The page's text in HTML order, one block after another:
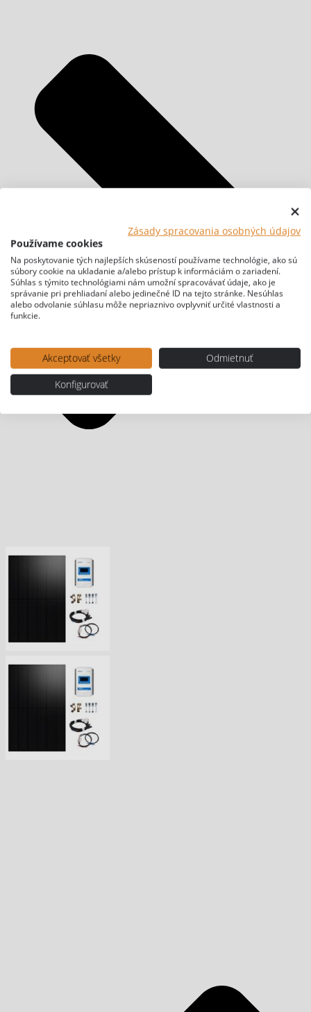
Zásady spracovania osobných údajov
Používame cookies
Na poskytovanie tých najlepších skúseností používame technológie, ako sú
súbory cookie na ukladanie a/alebo prístup k informáciám o zariadení.
Súhlas s týmito technológiami nám umožní spracovávať údaje, ako je
správanie pri prehliadaní alebo jedinečné ID na tejto stránke. Nesúhlas
alebo odvolanie súhlasu môže nepriaznivo ovplyvniť určité vlastnosti a
funkcie.
Akceptovať všetky
Odmietnuť
Konfigurovať